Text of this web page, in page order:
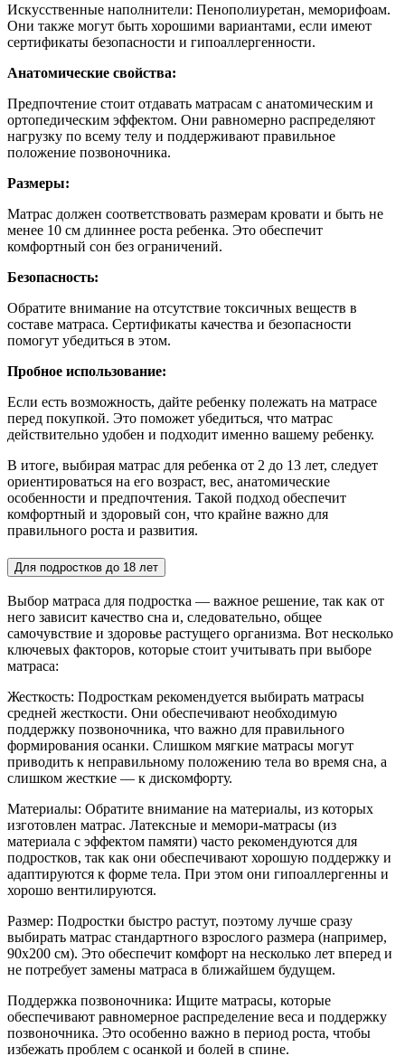
Искусственные наполнители: Пенополиуретан, меморифоам.
Они также могут быть хорошими вариантами, если имеют
сертификаты безопасности и гипоаллергенности.
Анатомические свойства:
Предпочтение стоит отдавать матрасам с анатомическим и
ортопедическим эффектом. Они равномерно распределяют
нагрузку по всему телу и поддерживают правильное
положение позвоночника.
Размеры:
Матрас должен соответствовать размерам кровати и быть не
менее 10 см длиннее роста ребенка. Это обеспечит
комфортный сон без ограничений.
Безопасность:
Обратите внимание на отсутствие токсичных веществ в
составе матраса. Сертификаты качества и безопасности
помогут убедиться в этом.
Пробное использование:
Если есть возможность, дайте ребенку полежать на матрасе
перед покупкой. Это поможет убедиться, что матрас
действительно удобен и подходит именно вашему ребенку.
В итоге, выбирая матрас для ребенка от 2 до 13 лет, следует
ориентироваться на его возраст, вес, анатомические
особенности и предпочтения. Такой подход обеспечит
комфортный и здоровый сон, что крайне важно для
правильного роста и развития.
Для подростков до 18 лет
Выбор матраса для подростка — важное решение, так как от
него зависит качество сна и, следовательно, общее
самочувствие и здоровье растущего организма. Вот несколько
ключевых факторов, которые стоит учитывать при выборе
матраса:
Жесткость: Подросткам рекомендуется выбирать матрасы
средней жесткости. Они обеспечивают необходимую
поддержку позвоночника, что важно для правильного
формирования осанки. Слишком мягкие матрасы могут
приводить к неправильному положению тела во время сна, а
слишком жесткие — к дискомфорту.
Материалы: Обратите внимание на материалы, из которых
изготовлен матрас. Латексные и мемори-матрасы (из
материала с эффектом памяти) часто рекомендуются для
подростков, так как они обеспечивают хорошую поддержку и
адаптируются к форме тела. При этом они гипоаллергенны и
хорошо вентилируются.
Размер: Подростки быстро растут, поэтому лучше сразу
выбирать матрас стандартного взрослого размера (например,
90x200 см). Это обеспечит комфорт на несколько лет вперед и
не потребует замены матраса в ближайшем будущем.
Поддержка позвоночника: Ищите матрасы, которые
обеспечивают равномерное распределение веса и поддержку
позвоночника. Это особенно важно в период роста, чтобы
избежать проблем с осанкой и болей в спине.